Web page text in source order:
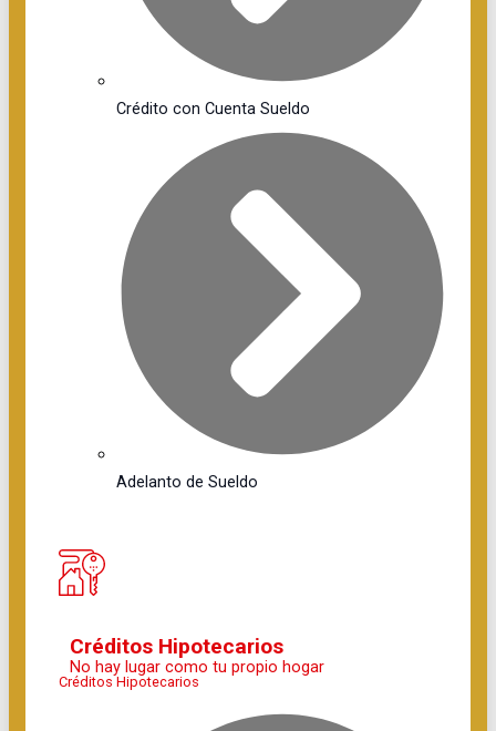
Crédito con Cuenta Sueldo
Adelanto de Sueldo
Créditos Hipotecarios
No hay lugar como tu propio hogar
Créditos Hipotecarios